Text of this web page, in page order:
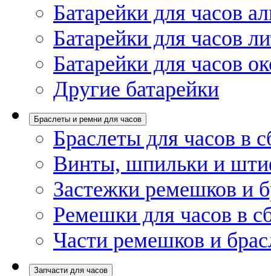
Батарейки для часов
Батарейки для часов
Батарейки для часов
Другие батарейки
Браслеты и ремни для часов
Браслеты для часов в
Винты, шпильки и
Застежки ремешков и
Ремешки для часов в
Части ремешков и
Запчасти для часов